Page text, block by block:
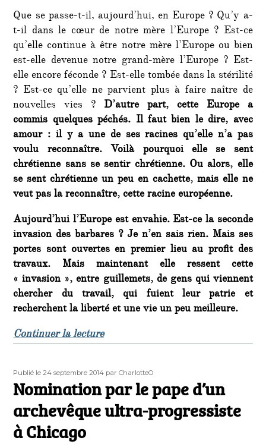
Que se passe-t-il, aujourd’hui, en Europe ? Qu’y a-
t-il dans le cœur de notre mère l’Europe ? Est-ce
qu’elle continue à être notre mère l’Europe ou bien
est-elle devenue notre grand-mère l’Europe ? Est-
elle encore féconde ? Est-elle tombée dans la stérilité
? Est-ce qu’elle ne parvient plus à faire naître de
nouvelles vies ? D’autre part, cette Europe a
commis quelques péchés. Il faut bien le dire, avec
amour : il y a une de ses racines qu’elle n’a pas
voulu reconnaître. Voilà pourquoi elle se sent
chrétienne sans se sentir chrétienne. Ou alors, elle
se sent chrétienne un peu en cachette, mais elle ne
veut pas la reconnaître, cette racine européenne.
Aujourd’hui l’Europe est envahie. Est-ce la seconde
invasion des barbares ? Je n’en sais rien. Mais ses
portes sont ouvertes en premier lieu au profit des
travaux. Mais maintenant elle ressent cette
« invasion », entre guillemets, de gens qui viennent
chercher du travail, qui fuient leur patrie et
recherchent la liberté et une vie un peu meilleure.
Continuer la lecturede « Le pape François a aussi
Publié
le
Publié le 24 septembre 2014 Auteur
par CharlotteO
Nomination par le pape d’un
archevêque ultra-progressiste
à Chicago